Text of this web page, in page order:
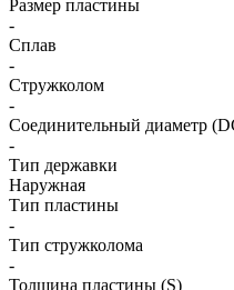
Размер пластины
-
Сплав
-
Стружколом
-
Соединительный диаметр
-
Тип державки
Наружная
Тип пластины
-
Тип стружколома
-
Толщина пластины (S)